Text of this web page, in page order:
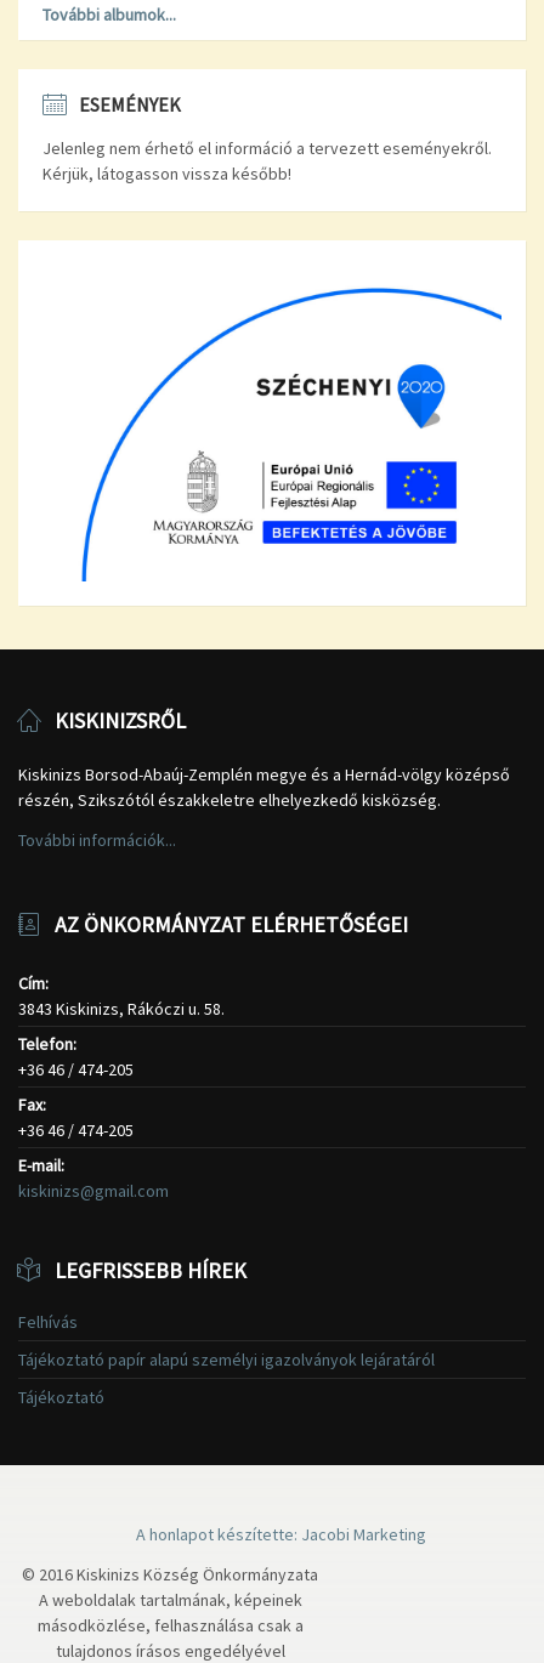
További albumok...
ESEMÉNYEK
Jelenleg nem érhető el információ a tervezett eseményekről.
Kérjük, látogasson vissza később!
KISKINIZSRŐL
Kiskinizs Borsod-Abaúj-Zemplén megye és a Hernád-völgy középső
részén, Szikszótól északkeletre elhelyezkedő kisközség.
További információk...
AZ ÖNKORMÁNYZAT ELÉRHETŐSÉGEI
Cím:
3843 Kiskinizs, Rákóczi u. 58.
Telefon:
+36 46 / 474-205
Fax:
+36 46 / 474-205
E-mail:
kiskinizs@gmail.com
LEGFRISSEBB HÍREK
Felhívás
Tájékoztató papír alapú személyi igazolványok lejáratáról
Tájékoztató
A honlapot készítette: Jacobi Marketing
© 2016 Kiskinizs Község Önkormányzata
A weboldalak tartalmának, képeinek
másodközlése, felhasználása csak a
tulajdonos írásos engedélyével